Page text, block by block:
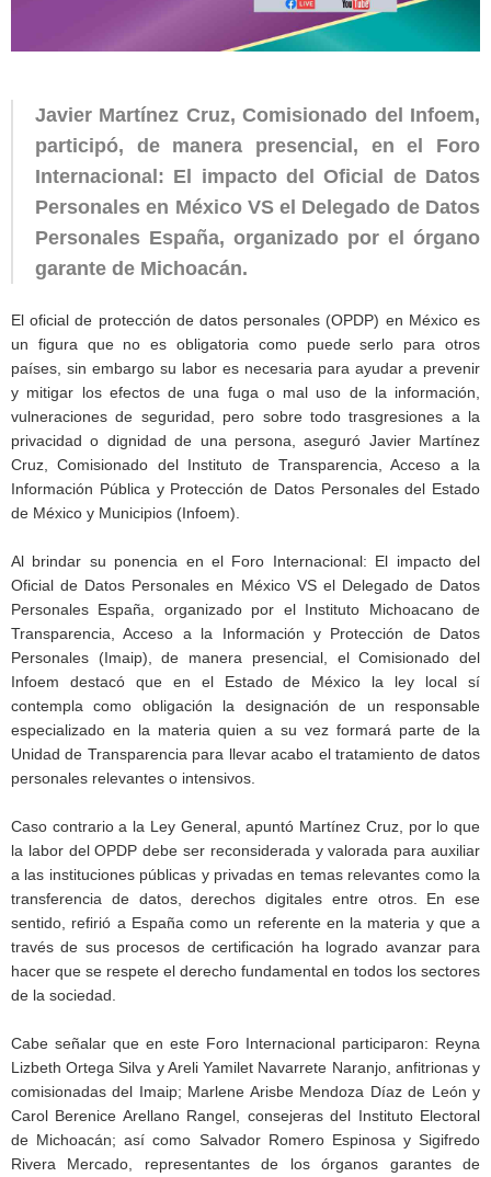
Javier Martínez Cruz, Comisionado del Infoem,
participó, de manera presencial, en el Foro
Internacional: El impacto del Oficial de Datos
Personales en México VS el Delegado de Datos
Personales España, organizado por el órgano
garante de Michoacán.
El oficial de protección de datos personales (OPDP) en México es
un figura que no es obligatoria como puede serlo para otros
países, sin embargo su labor es necesaria para ayudar a prevenir
y mitigar los efectos de una fuga o mal uso de la información,
vulneraciones de seguridad, pero sobre todo trasgresiones a la
privacidad o dignidad de una persona, aseguró Javier Martínez
Cruz, Comisionado del Instituto de Transparencia, Acceso a la
Información Pública y Protección de Datos Personales del Estado
de México y Municipios (Infoem).
Al brindar su ponencia en el Foro Internacional: El impacto del
Oficial de Datos Personales en México VS el Delegado de Datos
Personales España, organizado por el Instituto Michoacano de
Transparencia, Acceso a la Información y Protección de Datos
Personales (Imaip), de manera presencial, el Comisionado del
Infoem destacó que en el Estado de México la ley local sí
contempla como obligación la designación de un responsable
especializado en la materia quien a su vez formará parte de la
Unidad de Transparencia para llevar acabo el tratamiento de datos
personales relevantes o intensivos.
Caso contrario a la Ley General, apuntó Martínez Cruz, por lo que
la labor del OPDP debe ser reconsiderada y valorada para auxiliar
a las instituciones públicas y privadas en temas relevantes como la
transferencia de datos, derechos digitales entre otros. En ese
sentido, refirió a España como un referente en la materia y que a
través de sus procesos de certificación ha logrado avanzar para
hacer que se respete el derecho fundamental en todos los sectores
de la sociedad.
Cabe señalar que en este Foro Internacional participaron: Reyna
Lizbeth Ortega Silva y Areli Yamilet Navarrete Naranjo, anfitrionas y
comisionadas del Imaip; Marlene Arisbe Mendoza Díaz de León y
Carol Berenice Arellano Rangel, consejeras del Instituto Electoral
de Michoacán; así como Salvador Romero Espinosa y Sigifredo
Rivera Mercado, representantes de los órganos garantes de